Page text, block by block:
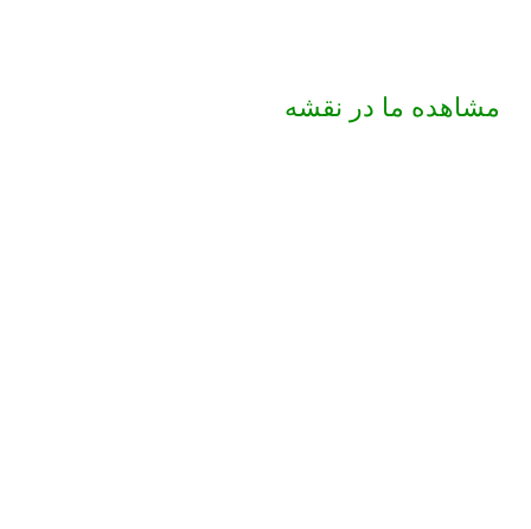
مشاهده ما در نقشه